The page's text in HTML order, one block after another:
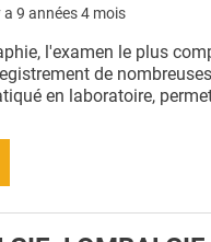
a 9 années 4 mois
l'examen le plus
de
en laboratoire,